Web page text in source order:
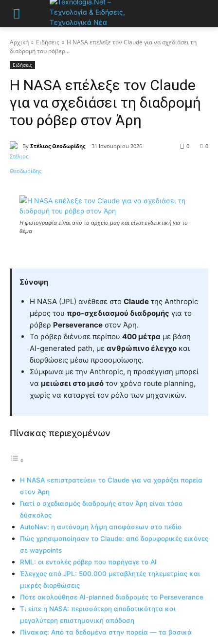
Αρχική Ειδήσεις
Η NASA επέλεξε τον Claude για να σχεδιάσει τη
διαδρομή του ρόβερ...
Ειδήσεις
Η NASA επέλεξε τον Claude
για να σχεδιάσει τη διαδρομή
του ρόβερ στον Άρη
By Στέλιος Θεοδωρίδης 31 Ιανουαρίου 2026 0
0
Η φωτογραφία είναι από το αρχείο μας και είναι ενδεικτική για το
θέμα
Σύνοψη
Η NASA (JPL) ανέθεσε στο Claude της Anthropic
μέρος του προ-σχεδιασμού διαδρομής για το
ρόβερ Perseverance στον Άρη.
Το ρόβερ διένυσε περίπου 400 μέτρα με βάση
AI-generated path, με ανθρώπινο έλεγχο και
διορθώσεις μέσω προσομοίωσης.
Σύμφωνα με την Anthropic, η προσέγγιση μπορεί
να μειώσει στο μισό τον χρόνο route planning,
χωρίς να καταργεί τον ρόλο των μηχανικών.
Πίνακας περιεχομένων
Η NASA «επιστρατεύει» το Claude για να χαράξει πορεία
στον Άρη
Γιατί ο σχεδιασμός διαδρομής στον Άρη είναι τόσο
δύσκολος
AutoNav: η αυτόνομη λήψη αποφάσεων στο πεδίο
Πώς χρησιμοποίησαν το Claude: από δορυφορικές εικόνες
σε waypoints
RML: οι εντολές ρόβερ που παρήγαγε το AI
Έλεγχος από JPL: 500.000 μεταβλητές τηλεμετρίας και
μικρές διορθώσεις
Πότε ακολούθησε AI-planned διαδρομές το Perseverance
Τι είπε η NASA: περισσότερη αποδοτικότητα και
μεγαλύτερη επιστημονική απόδοση
Πίνακας: Από τα δεδομένα στην πορεία — τα βασικά